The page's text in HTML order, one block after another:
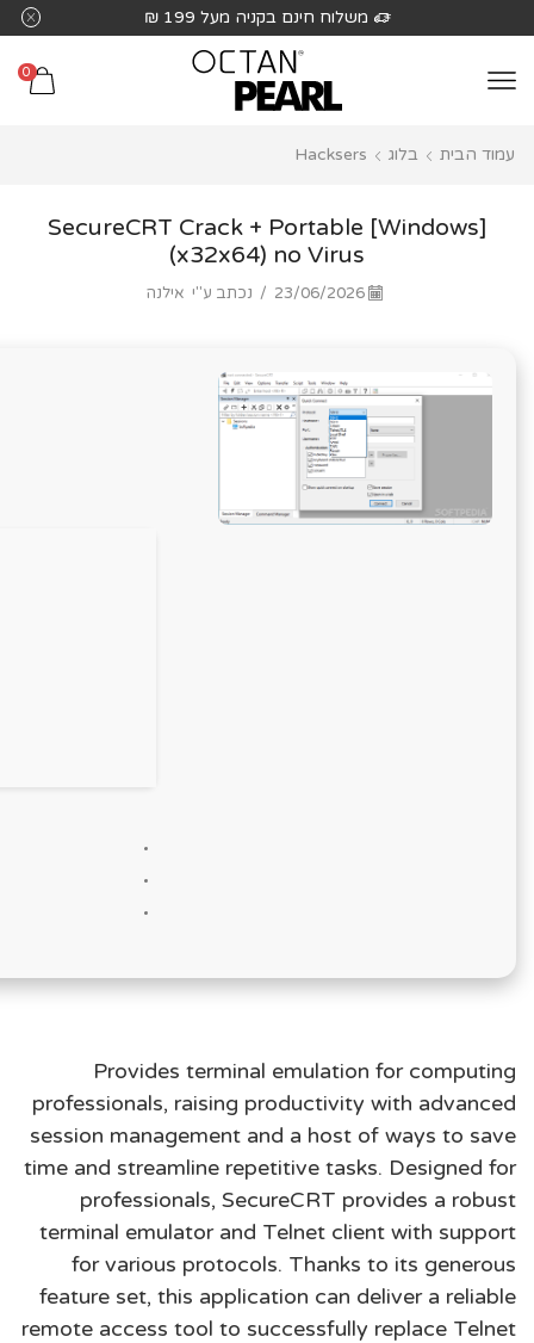
לֵב:
בְּאֲתָר
מַעֲרֶכֶת
בִּקְלִיק
משלוח חינם בקניה מעל 199 ₪
0
עמוד הבית בלוג Hacksers
SecureCRT Crack + Portable [Windows]
(x32x64) no Virus
23/06/2026
/ נכתב ע"י אילנה
Provides terminal emulation for computing
professionals, raising productivity with advanced
session management and a host of ways to save
time and streamline repetitive tasks. Designed for
professionals, SecureCRT provides a robust
terminal emulator and Telnet client with support
for various protocols. Thanks to its generous
feature set, this application can deliver a reliable
remote access tool to successfully replace Telnet